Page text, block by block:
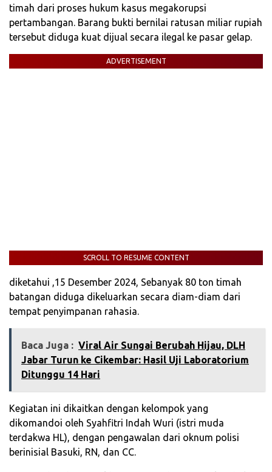
timah dari proses hukum kasus megakorupsi
pertambangan. Barang bukti bernilai ratusan miliar rupiah
tersebut diduga kuat dijual secara ilegal ke pasar gelap.
ADVERTISEMENT
SCROLL TO RESUME CONTENT
diketahui ,15 Desember 2024, Sebanyak 80 ton timah
batangan diduga dikeluarkan secara diam-diam dari
tempat penyimpanan rahasia.
Baca Juga : ‎Viral Air Sungai Berubah Hijau, DLH
Jabar Turun ke Cikembar: Hasil Uji Laboratorium
Ditunggu 14 Hari
Kegiatan ini dikaitkan dengan kelompok yang
dikomandoi oleh Syahfitri Indah Wuri (istri muda
terdakwa HL), dengan pengawalan dari oknum polisi
berinisial Basuki, RN, dan CC.